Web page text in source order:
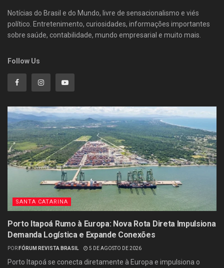
Notícias do Brasil e do Mundo, livre de sensacionalismo e viés
político. Entretenimento, curiosidades, informações importantes
sobre saúde, contabilidade, mundo empresarial e muito mais.
Follow Us
SANTA CATARINA
Porto Itapoá Rumo à Europa: Nova Rota Direta Impulsiona
Demanda Logística e Expande Conexões
POR FÓRUM REVISTA BRASIL 5 DE AGOSTO DE 2026
Porto Itapoá se conecta diretamente à Europa e impulsiona o